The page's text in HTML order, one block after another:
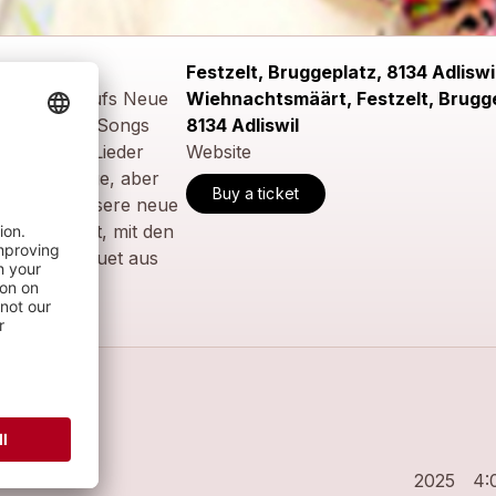
wieder aufs Neue
Songs
Lieder
neuartige, aber
Ihnen unsere neue
gestaltet, mit den
Bouquet aus
Festzelt, Bruggeplatz, 8134
Wiehnachtsmäärt, Festzelt,
8134 Adliswil
Website
Buy a ticket
2025